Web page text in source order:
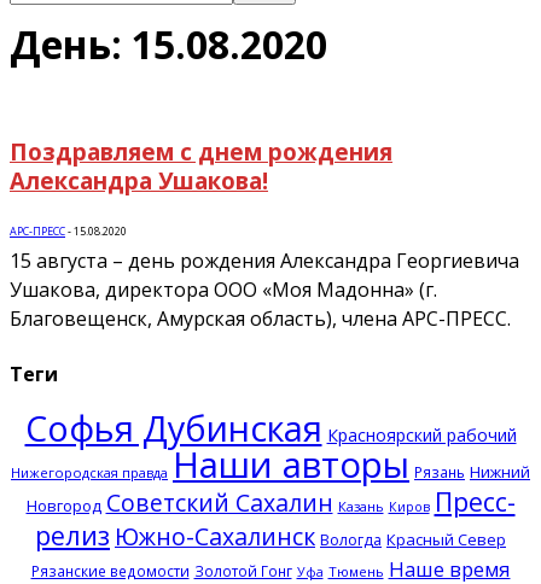
День: 15.08.2020
Поздравляем с днем рождения
Александра Ушакова!
АРС-ПРЕСС-15.08.2020
15 августа – день рождения Александра Георгиевича
Ушакова, директора ООО «Моя Мадонна» (г.
Благовещенск, Амурская область), члена АРС-ПРЕСС.
Теги
Софья Дубинская Красноярский рабочий
Нижегородская правда Наши авторы Рязань Нижний
Новгород Советский Сахалин Казань Киров Пресс-
релиз Южно-Сахалинск Вологда Красный Север
Рязанские ведомости Золотой Гонг Уфа Тюмень Наше время